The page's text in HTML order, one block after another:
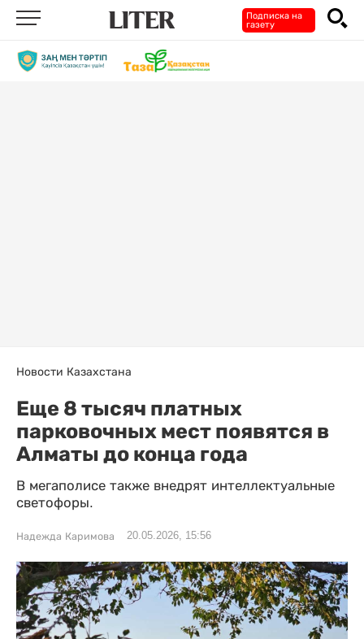
Подписка на
газету
Новости Казахстана
Еще 8 тысяч платных
парковочных мест появятся в
Алматы до конца года
В мегаполисе также внедрят интеллектуальные
светофоры.
Надежда Каримова 20.05.2026, 15:56